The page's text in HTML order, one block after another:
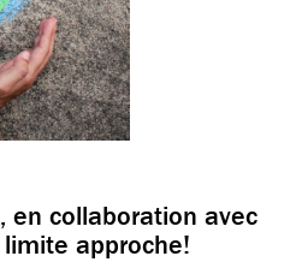
en collaboration avec
approche!